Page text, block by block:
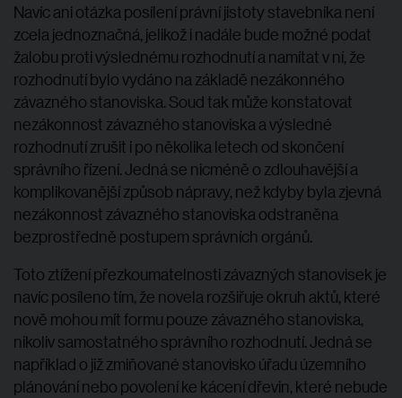
Navíc ani otázka posílení právní jistoty stavebníka není
zcela jednoznačná, jelikož i nadále bude možné podat
žalobu proti výslednému rozhodnutí a namítat v ní, že
rozhodnutí bylo vydáno na základě nezákonného
závazného stanoviska. Soud tak může konstatovat
nezákonnost závazného stanoviska a výsledné
rozhodnutí zrušit i po několika letech od skončení
správního řízení. Jedná se nicméně o zdlouhavější a
komplikovanější způsob nápravy, než kdyby byla zjevná
nezákonnost závazného stanoviska odstraněna
bezprostředně postupem správních orgánů.
Toto ztížení přezkoumatelnosti závazných stanovisek je
navíc posíleno tím, že novela rozšiřuje okruh aktů, které
nově mohou mít formu pouze závazného stanoviska,
nikoliv samostatného správního rozhodnutí. Jedná se
například o již zmiňované stanovisko úřadu územního
plánování nebo povolení ke kácení dřevin, které nebude